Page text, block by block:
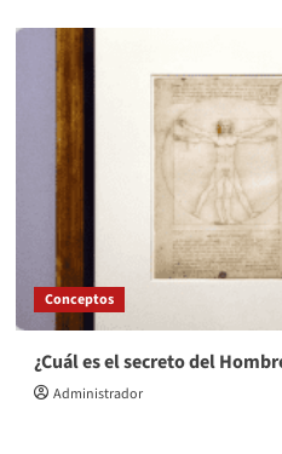
Conceptos
¿Cuál es el secreto del
Administrador